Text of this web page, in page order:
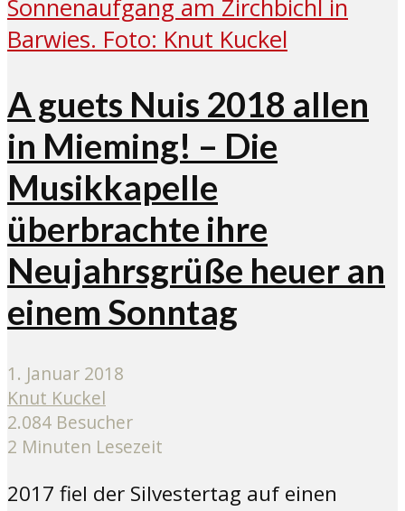
A guets Nuis 2018 allen
in Mieming! – Die
Musikkapelle
überbrachte ihre
Neujahrsgrüße heuer an
einem Sonntag
1. Januar 2018
Knut Kuckel
2.084 Besucher
2 Minuten Lesezeit
2017 fiel der Silvestertag auf einen